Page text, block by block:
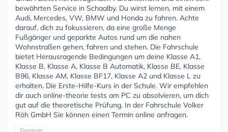
bewährten Service in Schaalby. Du wirst lernen, mit einem
Audi, Mercedes, VW, BMW und Honda zu fahren. Achte
darauf, dich zu fokussieren, da eine große Menge
Fußgänger und geparkte Autos rund um die nahen
Wohnstraßen gehen, fahren und stehen. Die Fahrschule
bietet Herausragende Bedingungen um deine Klasse A1,
Klasse B, Klasse A, Klasse B Automatik, Klasse BE, Klasse
B96, Klasse AM, Klasse BF17, Klasse A2 und Klasse L zu
erhalten. Die Erste-Hilfe-Kurs in der Schule. Wir empfehlen
dir auch online-theorie tests am PC zu absolvieren, um dich
gut auf die theoretische Prüfung. In der Fahrschule Volker
Röh GmbH Sie können einen Termin online anfragen.
German